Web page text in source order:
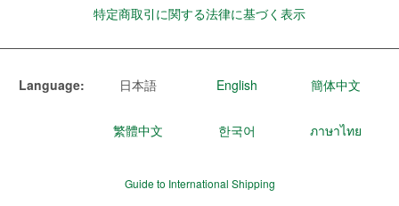
特定商取引に関する法律に基づく表示
Language: 日本語 English 簡体中文
繁體中文 한국어 ภาษาไทย
Guide to International Shipping